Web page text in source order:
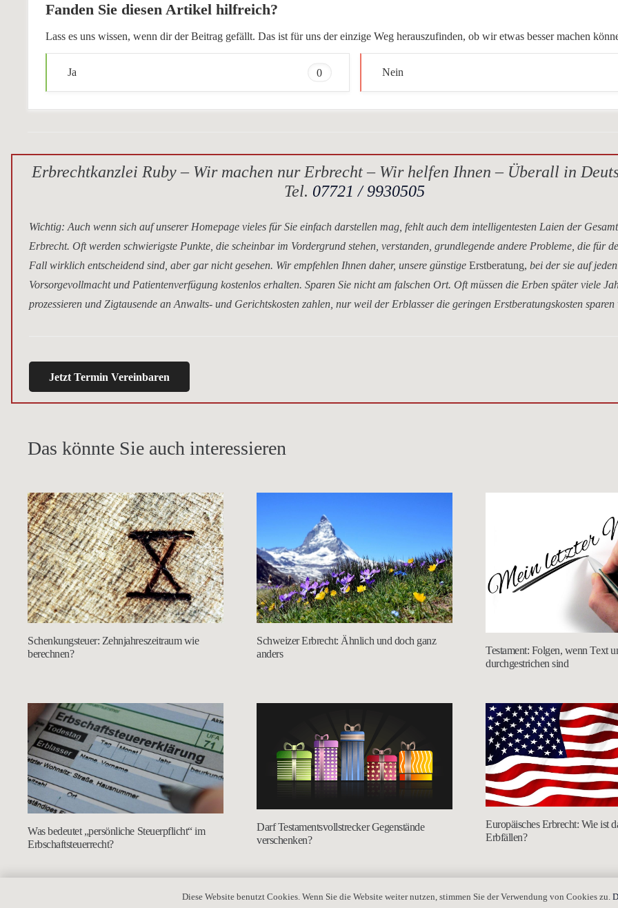
Fanden Sie diesen Artikel hilfreich?
Lass es uns wissen, wenn dir der Beitrag gefällt. Das ist für uns der einzige Weg herauszufinden, ob wir etwas besser machen
Ja 0 Nein
Erbrechtkanzlei Ruby – Wir machen nur Erbrecht – Wir helfen Ihnen – Überall in
Tel. 07721 / 9930505
Wichtig: Auch wenn sich auf unserer Homepage vieles für Sie einfach darstellen mag, fehlt auch dem intelligentesten Laien der
Erbrecht. Oft werden schwierigste Punkte, die scheinbar im Vordergrund stehen, verstanden, grundlegende andere Probleme, die für
Fall wirklich entscheidend sind, aber gar nicht gesehen. Wir empfehlen Ihnen daher, unsere günstige Erstberatung, bei der sie auf
Vorsorgevollmacht und Patientenverfügung kostenlos erhalten. Sparen Sie nicht am falschen Ort. Oft müssen die Erben später viele
prozessieren und Zigtausende an Anwalts- und Gerichtskosten zahlen, nur weil der Erblasser die geringen Erstberatungskosten
Jetzt Termin Vereinbaren
Das könnte Sie auch interessieren
Schenkungsteuer: Zehnjahreszeitraum wie
berechnen?
Schweizer Erbrecht: Ähnlich und doch ganz
anders
Testament: Folgen, wenn Text
durchgestrichen sind
Was bedeutet „persönliche Steuerpflicht“ im
Erbschaftsteuerrecht?
Darf Testamentsvollstrecker Gegenstände
verschenken?
Europäisches Erbrecht: Wie ist
Erbfällen?
Diese Website benutzt Cookies. Wenn Sie die Website weiter nutzen, stimmen Sie der Verwendung von Cookies zu.